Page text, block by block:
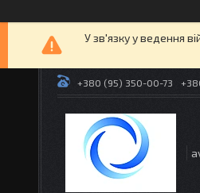
У зв'язку у ведення
+380 (95) 350-00-73